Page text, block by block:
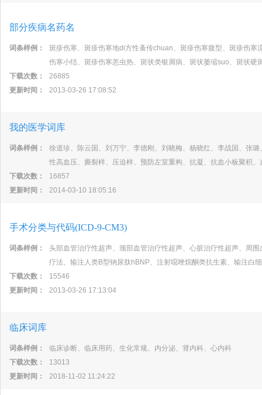
部分疾病名药名
词条样例：
斑疹伤寒、斑疹伤寒地di方性蚤传chuan、斑疹伤寒腹型、斑疹伤
伤寒小结、斑疹伤寒恙虫热、斑状类银屑病、斑状萎缩suo、斑状硬
下载次数：
26885
更新时间：
2013-03-26 17:08:52
我的医学词库
词条样例：
徐道珍、陈云国、刘万宁、李德刚、刘晓梅、杨晓红、李战国、张
性高血压、撕裂样、压迫样、预防左室重构、抗凝、抗血小板聚积、
下载次数：
16857
更新时间：
2014-03-10 18:05:16
手术分类与代码(ICD-9-CM3)
词条样例：
头部血管治疗性超声、颈部血管治疗性超声、心脏治疗性超声、周
疗法、输注人类B型钠尿肽hBNP、注射噁唑烷酮类抗生素、输注白
下载次数：
15546
更新时间：
2013-03-26 17:13:04
临床词库
词条样例：
临床诊断、临床用药、生化常规、内分泌、肾内科、心内科
下载次数：
13013
更新时间：
2018-11-02 11:24:22